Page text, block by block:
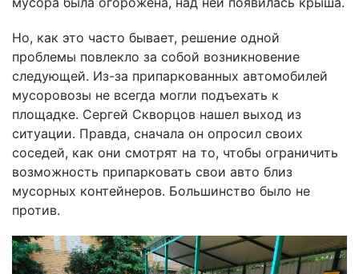
Но, как это часто бывает, решение одной
проблемы повлекло за собой возникновение
следующей. Из-за припаркованных автомобилей
мусоровозы не всегда могли подъехать к
площадке. Сергей Скворцов нашел выход из
ситуации. Правда, сначала он опросил своих
соседей, как они смотрят на то, чтобы ограничить
возможность припарковать свои авто близ
мусорных контейнеров. Большинство было не
против.